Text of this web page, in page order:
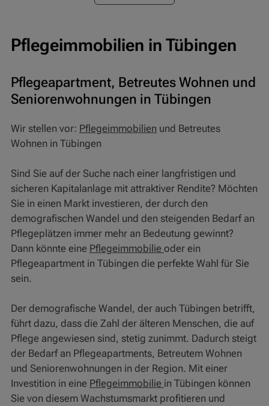
Pflegeimmobilien in Tübingen
Pflegeapartment, Betreutes Wohnen und
Seniorenwohnungen in Tübingen
Wir stellen vor: Pflegeimmobilien und Betreutes
Wohnen in Tübingen
Sind Sie auf der Suche nach einer langfristigen und
sicheren Kapitalanlage mit attraktiver Rendite? Möchten
Sie in einen Markt investieren, der durch den
demografischen Wandel und den steigenden Bedarf an
Pflegeplätzen immer mehr an Bedeutung gewinnt?
Dann könnte eine Pflegeimmobilie oder ein
Pflegeapartment in Tübingen die perfekte Wahl für Sie
sein.
Der demografische Wandel, der auch Tübingen betrifft,
führt dazu, dass die Zahl der älteren Menschen, die auf
Pflege angewiesen sind, stetig zunimmt. Dadurch steigt
der Bedarf an Pflegeapartments, Betreutem Wohnen
und Seniorenwohnungen in der Region. Mit einer
Investition in eine Pflegeimmobilie in Tübingen können
Sie von diesem Wachstumsmarkt profitieren und